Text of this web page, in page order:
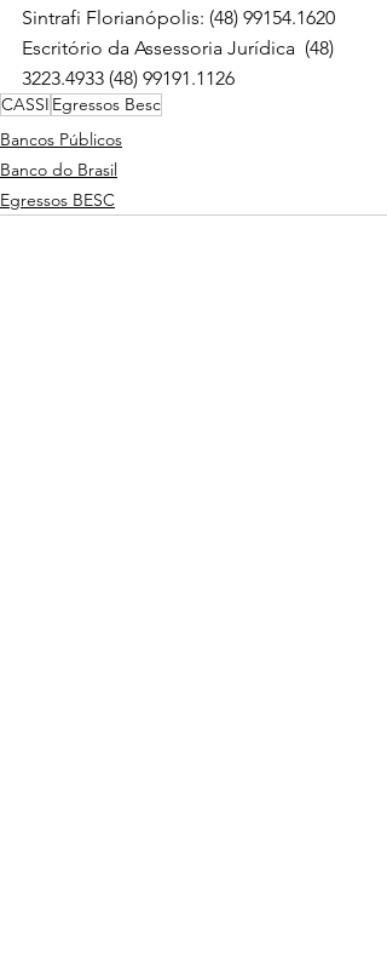
Sintrafi Florianópolis: (48) 99154.1620
Escritório da Assessoria Jurídica  (48)
3223.4933 (48) 99191.1126
CASSI Egressos Besc
Bancos Públicos
Banco do Brasil
Egressos BESC